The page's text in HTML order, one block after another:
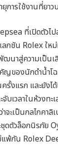
การใช้งานที่ยาว
ที่เปิดตัวไ
กชัน Rolex ให
นาสู่ความเป็นเ
ญของนักดำน้ำโ
รั้งแรก และยัง
จับเวลาในห้วง
จะเป็นกลไกคาลิ
ดตัวล็อกนิรภัย
พ้กัน Rolex